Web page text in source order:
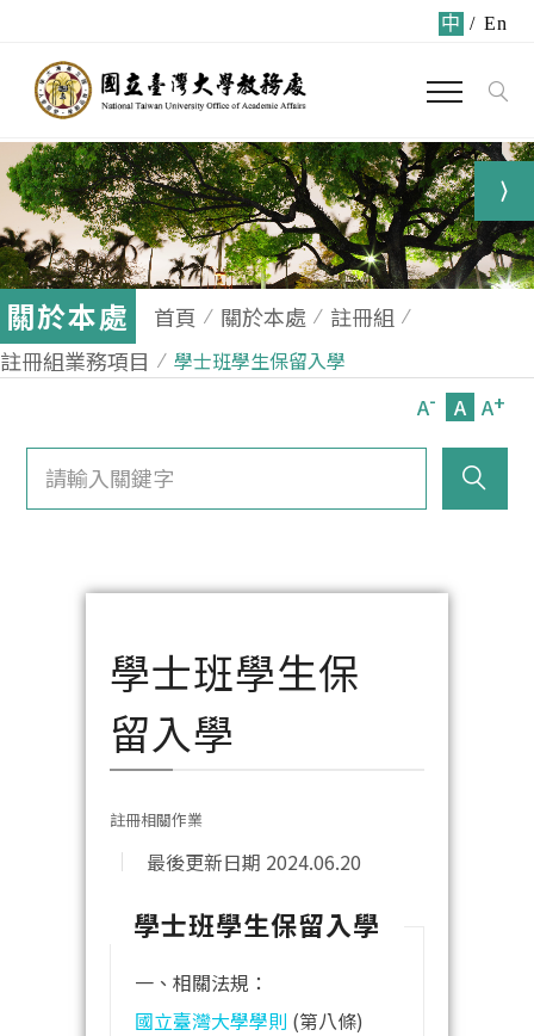
中 / En
關於本處 首頁 關於本處
註冊組
註冊組業務項目
學士班學生保留入學
A- A A+
學士班學生保
留入學
註冊相關作業
最後更新日期 2024.06.20
學士班學生保留入學
一、相關法規：
國立臺灣大學學則 (第八條)